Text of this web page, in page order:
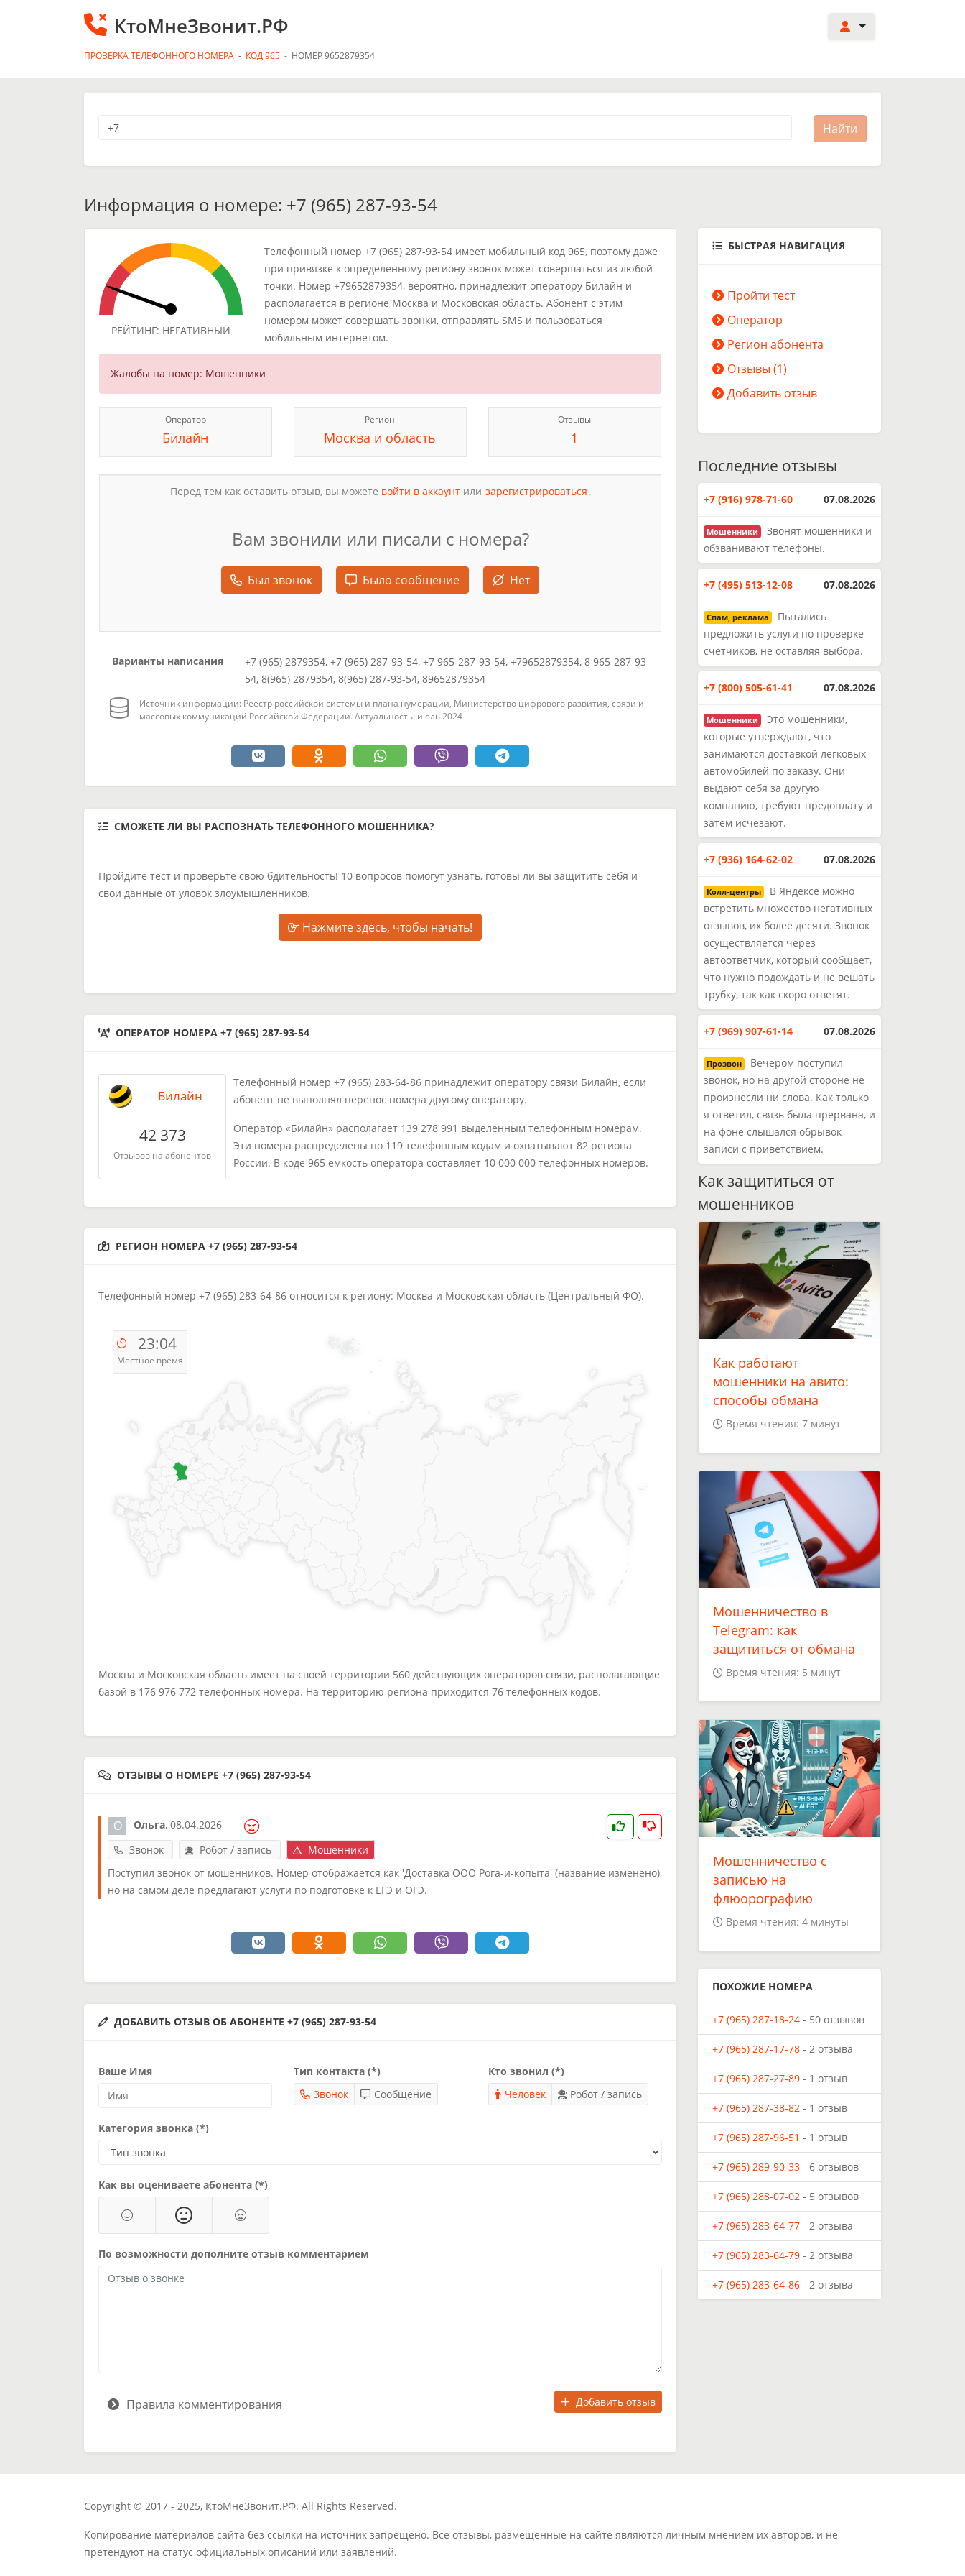
КтоМнеЗвонит.РФ
ПРОВЕРКА ТЕЛЕФОННОГО НОМЕРА - КОД 965 - НОМЕР 9652879354
Информация о номере: +7 (965) 287-93-54
РЕЙТИНГ: НЕГАТИВНЫЙ
Телефонный номер +7 (965) 287-93-54 имеет мобильный код 965, поэтому даже
при привязке к определенному региону звонок может совершаться из любой
точки. Номер +79652879354, вероятно, принадлежит оператору Билайн и
располагается в регионе Москва и Московская область. Абонент с этим
номером может совершать звонки, отправлять SMS и пользоваться
мобильным интернетом.
Жалобы на номер: Мошенники
Оператор
Билайн
Регион
Москва и область
Отзывы
1
Перед тем как оставить отзыв, вы можете войти в аккаунтили зарегистрироваться.
Вам звонили или писали с номера?
Был звонок Было сообщение Нет
Варианты написания
+7 (965) 2879354, +7 (965) 287-93-54, +7 965-287-93-54, +79652879354, 8 965-287-93-
54, 8(965) 2879354, 8(965) 287-93-54, 89652879354
Источник информации: Реестр российской системы и плана нумерации, Министерство цифрового развития, связи и
массовых коммуникаций Российской Федерации. Актуальность: июль 2024
СМОЖЕТЕ ЛИ ВЫ РАСПОЗНАТЬ ТЕЛЕФОННОГО МОШЕННИКА?
Пройдите тест и проверьте свою бдительность! 10 вопросов помогут узнать, готовы ли вы защитить себя и
свои данные от уловок злоумышленников.
Нажмите здесь, чтобы начать!
ОПЕРАТОР НОМЕРА +7 (965) 287-93-54
Билайн
42 373
Отзывов на абонентов
Телефонный номер +7 (965) 283-64-86 принадлежит оператору связи Билайн, если
абонент не выполнял перенос номера другому оператору.
Оператор «Билайн» располагает 139 278 991 выделенным телефонным номерам.
Эти номера распределены по 119 телефонным кодам и охватывают 82 региона
России. В коде 965 емкость оператора составляет 10 000 000 телефонных номеров.
РЕГИОН НОМЕРА +7 (965) 287-93-54
Телефонный номер +7 (965) 283-64-86 относится к региону: Москва и Московская область (Центральный ФО).
23:04
Местное время
Москва и Московская область имеет на своей территории 560 действующих операторов связи, располагающие
базой в 176 976 772 телефонных номера. На территорию региона приходится 76 телефонных кодов.
ОТЗЫВЫ О НОМЕРЕ +7 (965) 287-93-54
Ольга, 08.04.2026
Звонок
Робот / запись
Мошенники
Поступил звонок от мошенников. Номер отображается как 'Доставка ООО Рога-и-копыта' (название изменено),
но на самом деле предлагают услуги по подготовке к ЕГЭ и ОГЭ.
ДОБАВИТЬ ОТЗЫВ ОБ АБОНЕНТЕ +7 (965) 287-93-54
Ваше Имя
Тип контакта (*)
Звонок
Сообщение
Кто звонил (*)
Человек
Робот / запись
Категория звонка (*)
Как вы оцениваете абонента (*)
По возможности дополните отзыв комментарием
Добавить отзыв
Правила комментирования
БЫСТРАЯ НАВИГАЦИЯ
Пройти тест
Оператор
Регион абонента
Отзывы (1)
Добавить отзыв
Последние отзывы
+7 (916) 978-71-60 07.08.2026
Мошенники
Звонят мошенники и
обзванивают телефоны.
+7 (495) 513-12-08 07.08.2026
Спам, реклама
Пытались
предложить услуги по проверке
счётчиков, не оставляя выбора.
+7 (800) 505-61-41 07.08.2026
Мошенники
Это мошенники,
которые утверждают, что
занимаются доставкой легковых
автомобилей по заказу. Они
выдают себя за другую
компанию, требуют предоплату и
затем исчезают.
+7 (936) 164-62-02 07.08.2026
Колл-центры
В Яндексе можно
встретить множество негативных
отзывов, их более десяти. Звонок
осуществляется через
автоответчик, который сообщает,
что нужно подождать и не вешать
трубку, так как скоро ответят.
+7 (969) 907-61-14 07.08.2026
Прозвон
Вечером поступил
звонок, но на другой стороне не
произнесли ни слова. Как только
я ответил, связь была прервана, и
на фоне слышался обрывок
записи с приветствием.
Как защититься от
мошенников
Как работают
мошенники на авито:
способы обмана
Время чтения: 7 минут
Мошенничество в
Telegram: как
защититься от обмана
Время чтения: 5 минут
Мошенничество с
записью на
флюорографию
Время чтения: 4 минуты
ПОХОЖИЕ НОМЕРА
+7 (965) 287-18-24 - 50 отзывов
+7 (965) 287-17-78 - 2 отзыва
+7 (965) 287-27-89 - 1 отзыв
+7 (965) 287-38-82 - 1 отзыв
+7 (965) 287-96-51 - 1 отзыв
+7 (965) 289-90-33 - 6 отзывов
+7 (965) 288-07-02 - 5 отзывов
+7 (965) 283-64-77 - 2 отзыва
+7 (965) 283-64-79 - 2 отзыва
+7 (965) 283-64-86 - 2 отзыва
Copyright © 2017 - 2025, КтоМнеЗвонит.РФ. All Rights Reserved.
Копирование материалов сайта без ссылки на источник запрещено. Все отзывы, размещенные на сайте являются личным мнением их авторов, и не
претендуют на статус официальных описаний или заявлений.